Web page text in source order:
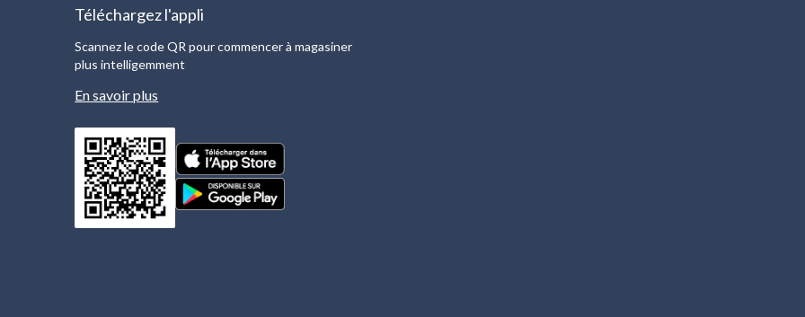
Téléchargez l'appli
Scannez le code QR pour commencer à magasiner
plus intelligemment
En savoir plus